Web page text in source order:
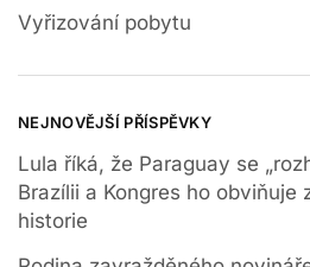
Vyřizování pobytu
NEJNOVĚJŠÍ PŘÍSPĚVKY
Lula říká, že Paraguay se
Brazílii a Kongres ho obviňuje
historie